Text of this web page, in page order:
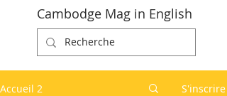
Cambodge Mag in English
Accueil 2 S'inscrire